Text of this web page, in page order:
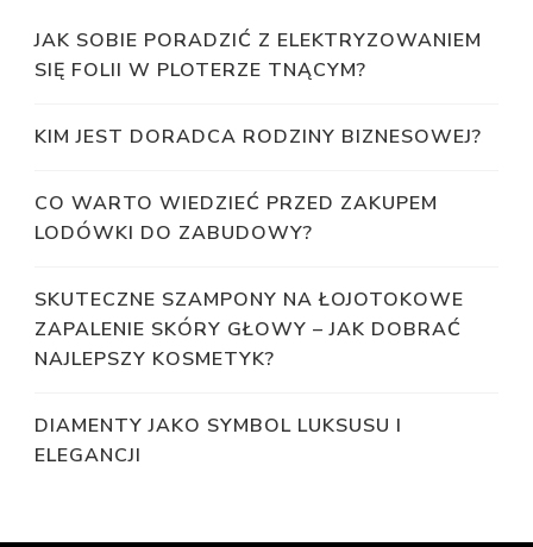
JAK SOBIE PORADZIĆ Z ELEKTRYZOWANIEM
SIĘ FOLII W PLOTERZE TNĄCYM?
KIM JEST DORADCA RODZINY BIZNESOWEJ?
CO WARTO WIEDZIEĆ PRZED ZAKUPEM
LODÓWKI DO ZABUDOWY?
SKUTECZNE SZAMPONY NA ŁOJOTOKOWE
ZAPALENIE SKÓRY GŁOWY – JAK DOBRAĆ
NAJLEPSZY KOSMETYK?
DIAMENTY JAKO SYMBOL LUKSUSU I
ELEGANCJI